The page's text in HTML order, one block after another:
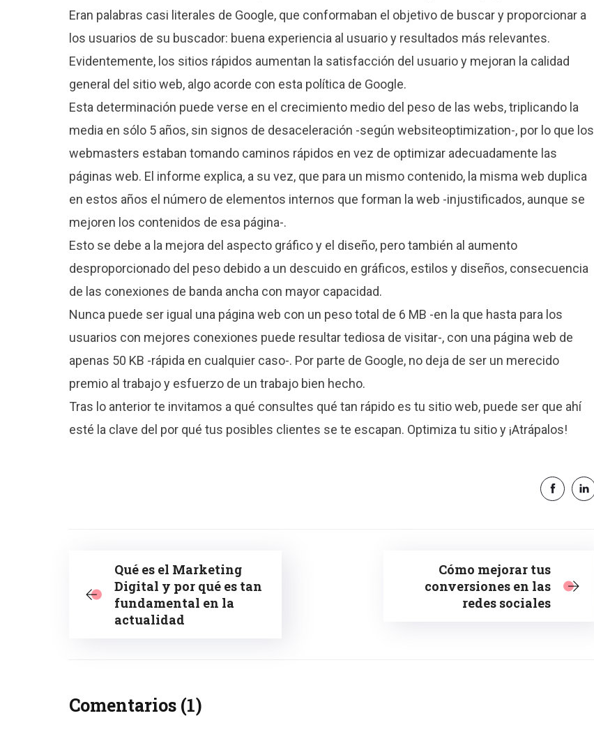
Eran palabras casi literales de Google, que conformaban el objetivo de buscar y proporcionar a
los usuarios de su buscador: buena experiencia al usuario y resultados más relevantes.
Evidentemente, los sitios rápidos aumentan la satisfacción del usuario y mejoran la calidad
general del sitio web, algo acorde con esta política de Google.
Esta determinación puede verse en el crecimiento medio del peso de las webs, triplicando la
media en sólo 5 años, sin signos de desaceleración -según websiteoptimization-, por lo que los
webmasters estaban tomando caminos rápidos en vez de optimizar adecuadamente las
páginas web. El informe explica, a su vez, que para un mismo contenido, la misma web duplica
en estos años el número de elementos internos que forman la web -injustificados, aunque se
mejoren los contenidos de esa página-.
Esto se debe a la mejora del aspecto gráfico y el diseño, pero también al aumento
desproporcionado del peso debido a un descuido en gráficos, estilos y diseños, consecuencia
de las conexiones de banda ancha con mayor capacidad.
Nunca puede ser igual una página web con un peso total de 6 MB -en la que hasta para los
usuarios con mejores conexiones puede resultar tediosa de visitar-, con una página web de
apenas 50 KB -rápida en cualquier caso-. Por parte de Google, no deja de ser un merecido
premio al trabajo y esfuerzo de un trabajo bien hecho.
Tras lo anterior te invitamos a qué consultes qué tan rápido es tu sitio web, puede ser que ahí
esté la clave del por qué tus posibles clientes se te escapan. Optimiza tu sitio y ¡Atrápalos!
Qué es el Marketing
Digital y por qué es tan
fundamental en la
actualidad
Cómo mejorar tus
conversiones en las
redes sociales
Comentarios (1)